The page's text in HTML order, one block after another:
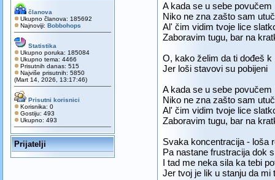
članova
Ukupno članova: 185692
Najnoviji: Bobbohops
Statistika
Ukupno poruka: 185084
Ukupno tema: 4466
Prisutnih danas: 515
Najviše prisutnih: 5850
(Mart 14, 2026, 13:17:46)
Prisutni korisnici
Korisnika: 0
Gostiju: 493
Ukupno: 493
Prijatelji
A kada se u sebe povučem
Niko ne zna zašto sam
Al' čim vidim tvoje lice
Zaboravim tugu, bar na
O, kako želim da ti dođeš k
Jer loši stavovi su pobijeni
A kada se u sebe povučem
Niko ne zna zašto sam
Al' čim vidim tvoje lice
Zaboravim tugu, bar na
Svaka koncentracija - loša
Pa nastane frustracija dok
I tad me neka sila ka tebi
Jer tvoj je lik u stanju da mi